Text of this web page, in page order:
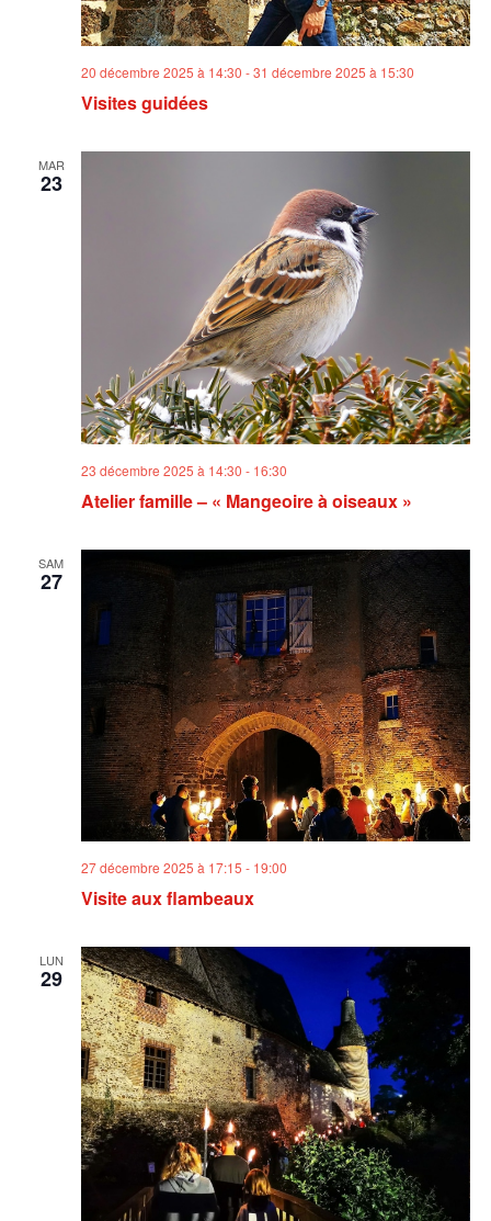
Visites guidées
20 décembre 2025 à 14:30 -31 décembre 2025 à 15:30
MAR
23
Atelier famille – « Mangeoire à oiseaux »
23 décembre 2025 à 14:30 - 16:30
SAM
27
Visite aux flambeaux
27 décembre 2025 à 17:15 - 19:00
LUN
29